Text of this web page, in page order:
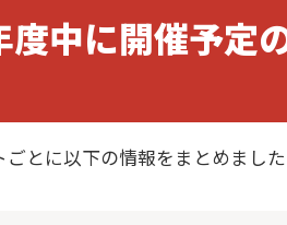
中に開催予定
とに以下の情報をまとめました